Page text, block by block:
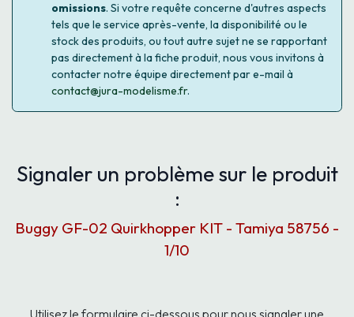
omissions. Si votre requête concerne d'autres aspects
tels que le service après-vente, la disponibilité ou le
stock des produits, ou tout autre sujet ne se rapportant
pas directement à la fiche produit, nous vous invitons à
contacter notre équipe directement par e-mail à
contact@jura-modelisme.fr.
Signaler un problème sur le produit
:
Buggy GF-02 Quirkhopper KIT - Tamiya 58756 -
1/10
Utilisez le formulaire ci-dessous pour nous signaler une